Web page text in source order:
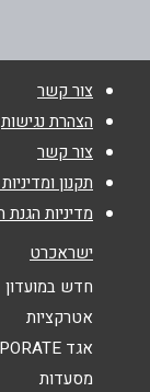
טלפון*
אימייל*
נושא*
אנא חזרו
הודעה*
צור קשר
הצהרת נגישות
צור קשר
תקנון
מדיניות
ישראכרט
חדש במועדון
אטרקציות
אגד CORPORATE
מסעדות